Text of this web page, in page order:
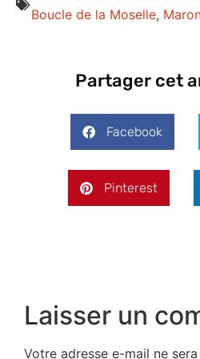
Boucle de la Moselle,
Partager cet
Facebook
Pinterest
Laisser un
Votre adresse e-mail ne